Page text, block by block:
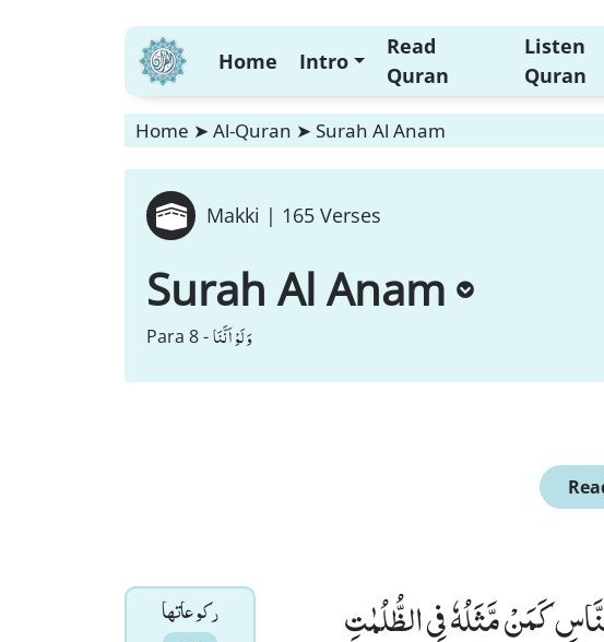
Home Intro
Read
Quran
Listen
Quran
Home ➤ Al-Quran ➤ Surah Al Anam
Makki | 165 Verses
Surah Al Anam
Para 8 -وَ لَوْ اَنَّنَا
ركوعاتها
كَمَنْ مَّثَلُهٗ فِی الظُّلُمٰتِ